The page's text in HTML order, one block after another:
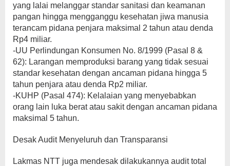
yang lalai melanggar standar sanitasi dan keamanan
pangan hingga mengganggu kesehatan jiwa manusia
terancam pidana penjara maksimal 2 tahun atau denda
Rp4 miliar.
-UU Perlindungan Konsumen No. 8/1999 (Pasal 8 &
62): Larangan memproduksi barang yang tidak sesuai
standar kesehatan dengan ancaman pidana hingga 5
tahun penjara atau denda Rp2 miliar.
-KUHP (Pasal 474): Kelalaian yang menyebabkan
orang lain luka berat atau sakit dengan ancaman pidana
maksimal 5 tahun.
Desak Audit Menyeluruh dan Transparansi
Lakmas NTT juga mendesak dilakukannya audit total